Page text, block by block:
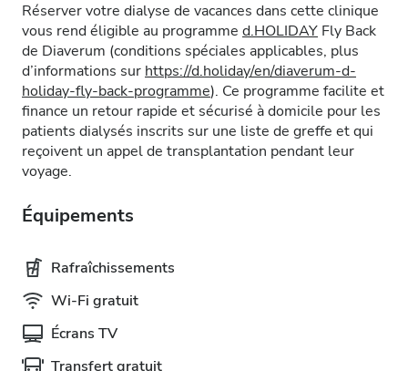
Réserver votre dialyse de vacances dans cette clinique
vous rend éligible au programme d.HOLIDAY Fly Back
de Diaverum (conditions spéciales applicables, plus
d’informations sur https://d.holiday/en/diaverum-d-
holiday-fly-back-programme). Ce programme facilite et
finance un retour rapide et sécurisé à domicile pour les
patients dialysés inscrits sur une liste de greffe et qui
reçoivent un appel de transplantation pendant leur
voyage.
Équipements
Rafraîchissements
Wi-Fi gratuit
Écrans TV
Transfert gratuit